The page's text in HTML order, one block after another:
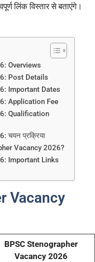
लिंक विस्तार से बताएंगे।
Overviews
Post Details
Important Dates
Application Fee
Qualification
चयन प्रक्रिया
Vacancy 2026?
Important Links
Vacancy
BPSC Stenographer
Vacancy 2026